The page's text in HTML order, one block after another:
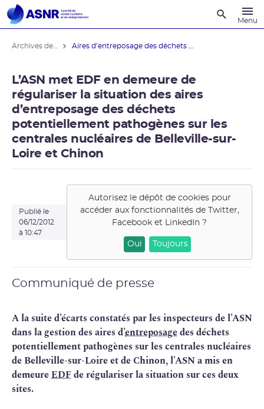
Menu
Aires d’entreposage des déchets ...
L’ASN met EDF en demeure de
régulariser la situation des aires
d’entreposage des déchets
potentiellement pathogènes sur les
centrales nucléaires de Belleville-sur-
Loire et Chinon
Publié le
06/12/2012
à 10:47
Autorisez le dépôt de cookies pour
accéder aux fonctionnalités de Twitter,
Facebook et LinkedIn ?
Oui Toujours
Communiqué de presse
A la suite d’écarts constatés par les inspecteurs de l’ASN
dans la gestion des aires d’entreposagedes déchets
potentiellement pathogènes sur les centrales nucléaires
de Belleville-sur-Loire et de Chinon, l’ASN a mis en
demeureEDFde régulariser la situation sur ces deux
sites.